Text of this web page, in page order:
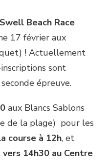
Swell Beach Race
17 février aux
! Actuellement
sont
épreuve.
aux Blancs Sablons
de la plage) pour les
course à 12h, et
14h30 au Centre